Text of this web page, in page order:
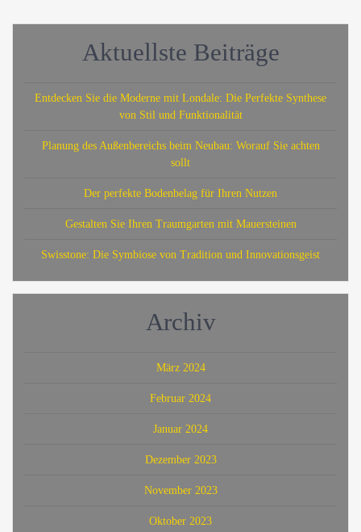
Aktuellste Beiträge
Entdecken Sie die Moderne mit Londale: Die Perfekte Synthese
von Stil und Funktionalität
Planung des Außenbereichs beim Neubau: Worauf Sie achten
sollt
Der perfekte Bodenbelag für Ihren Nutzen
Gestalten Sie Ihren Traumgarten mit Mauersteinen
Swisstone: Die Symbiose von Tradition und Innovationsgeist
Archiv
März 2024
Februar 2024
Januar 2024
Dezember 2023
November 2023
Oktober 2023